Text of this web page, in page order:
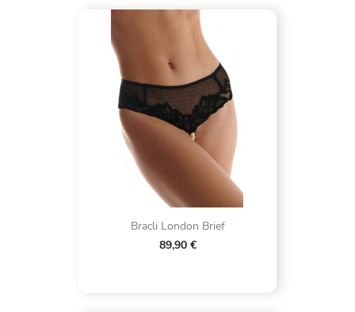
Bracli London Brief
89,90 €